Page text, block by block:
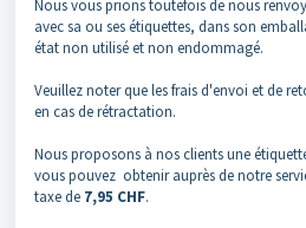
Nous vous prions toutefois de nous
avec sa ou ses étiquettes, dans son
état non utilisé et non endommagé.
Veuillez noter que les frais d'envoi et de
en cas de rétractation.
Nous proposons à nos clients une
vous pouvez obtenir auprès de notre
taxe de 7,95 CHF.